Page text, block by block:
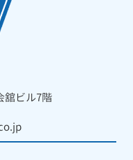
舘ビル7階